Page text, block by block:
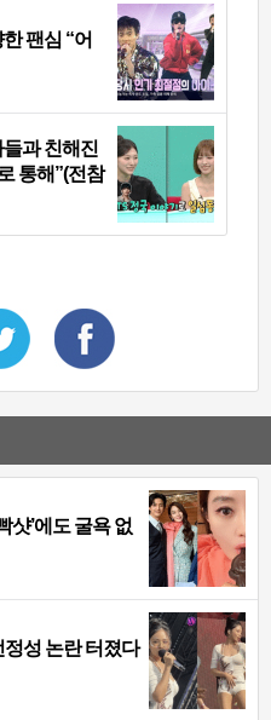
팬심 “어
과 친해진
통해”(전참
샷’에도 굴욕 없
성 논란 터졌다